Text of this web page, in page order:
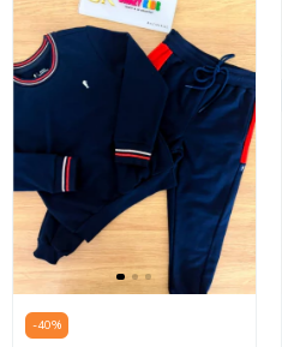
-40%